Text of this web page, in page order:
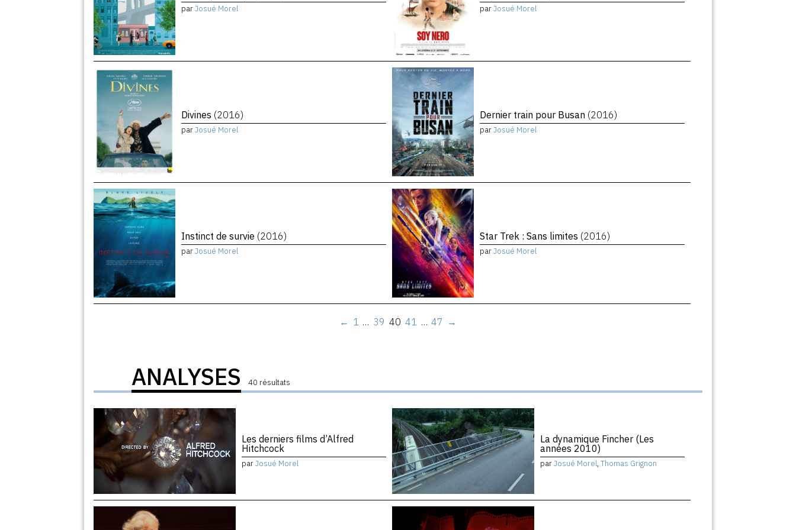
parJosué Morel parJosué Morel
Divines (2016)
parJosué Morel
Dernier train pour Busan (2016)
parJosué Morel
Instinct de survie (2016)
parJosué Morel
Star Trek : Sans limites (2016)
parJosué Morel
← 1 … 39 40 41 … 47 →
ANALYSES 40 résultats
Les derniers films d’Alfred
Hitchcock
parJosué Morel
La dynamique Fincher (Les
années 2010)
parJosué Morel, Thomas Grignon